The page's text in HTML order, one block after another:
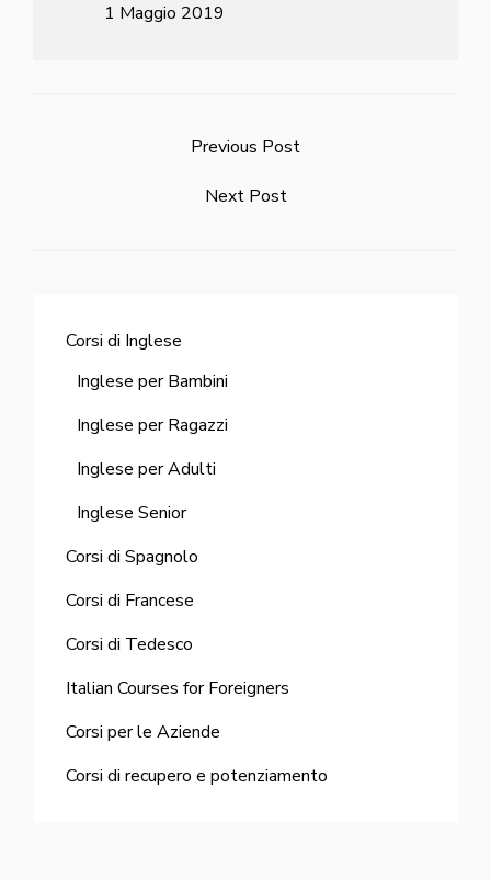
1 Maggio 2019
Previous Post
Next Post
Corsi di Inglese
Inglese per Bambini
Inglese per Ragazzi
Inglese per Adulti
Inglese Senior
Corsi di Spagnolo
Corsi di Francese
Corsi di Tedesco
Italian Courses for Foreigners
Corsi per le Aziende
Corsi di recupero e potenziamento